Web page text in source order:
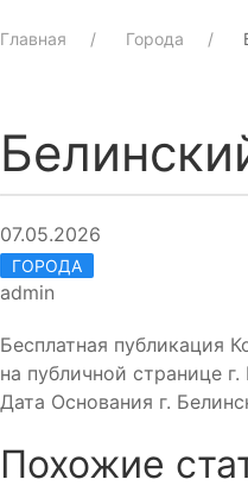
Главная Города
07.05.2026
ГОРОДА
admin
Бесплатная публикация
на публичной странице
Дата Основания г.
Похожие